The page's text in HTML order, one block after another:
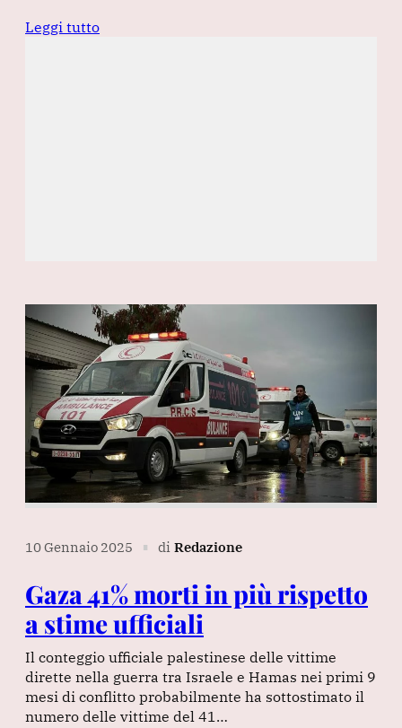
Leggi tutto
10 Gennaio 2025 ∎ di Redazione
Gaza 41% morti in più rispetto
a stime ufficiali
Il conteggio ufficiale palestinese delle vittime
dirette nella guerra tra Israele e Hamas nei primi 9
mesi di conflitto probabilmente ha sottostimato il
numero delle vittime del 41…